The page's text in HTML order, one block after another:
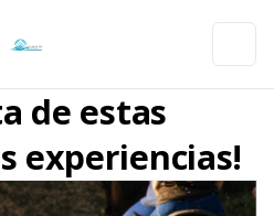
de estas
experiencias!